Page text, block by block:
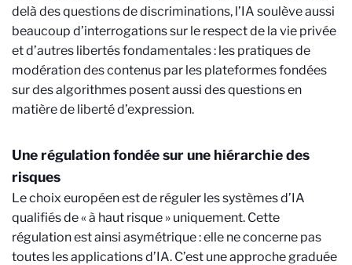
delà des questions de discriminations, l’IA soulève aussi
beaucoup d’interrogations sur le respect de la vie privée
et d’autres libertés fondamentales : les pratiques de
modération des contenus par les plateformes fondées
sur des algorithmes posent aussi des questions en
matière de liberté d’expression.
Une régulation fondée sur une hiérarchie des
risques
Le choix européen est de réguler les systèmes d’IA
qualifiés de « à haut risque » uniquement. Cette
régulation est ainsi asymétrique : elle ne concerne pas
toutes les applications d’IA. C’est une approche graduée